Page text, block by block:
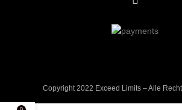
Copyright 2022 Exceed Limits – Alle